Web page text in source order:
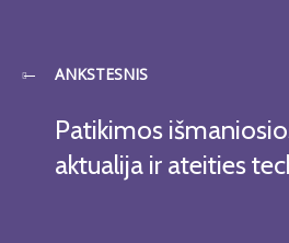
ANKSTESNIS
Patikimos
aktualija ir ateities